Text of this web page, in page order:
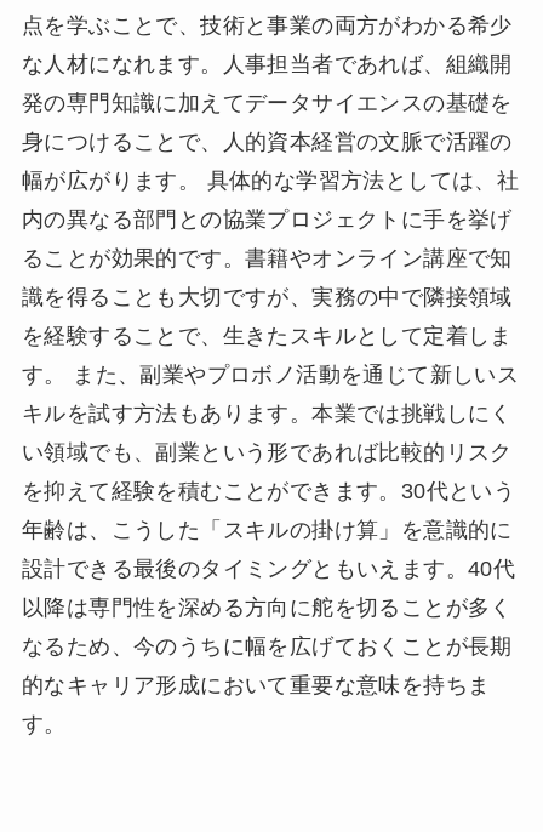
点を学ぶことで、技術と事業の両方がわかる希少
な人材になれます。人事担当者であれば、組織開
発の専門知識に加えてデータサイエンスの基礎を
身につけることで、人的資本経営の文脈で活躍の
幅が広がります。 具体的な学習方法としては、社
内の異なる部門との協業プロジェクトに手を挙げ
ることが効果的です。書籍やオンライン講座で知
識を得ることも大切ですが、実務の中で隣接領域
を経験することで、生きたスキルとして定着しま
す。 また、副業やプロボノ活動を通じて新しいス
キルを試す方法もあります。本業では挑戦しにく
い領域でも、副業という形であれば比較的リスク
を抑えて経験を積むことができます。30代という
年齢は、こうした「スキルの掛け算」を意識的に
設計できる最後のタイミングともいえます。40代
以降は専門性を深める方向に舵を切ることが多く
なるため、今のうちに幅を広げておくことが長期
的なキャリア形成において重要な意味を持ちま
す。